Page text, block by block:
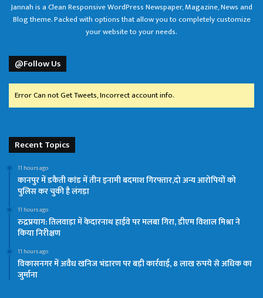
Jannah is a Clean Responsive WordPress Newspaper, Magazine, News and
Blog theme. Packed with options that allow you to completely customize
your website to your needs.
@Follow Us
Error Can not Get Tweets, Incorrect account info.
Recent Topics
11 hours ago
कानपुर में डकैती कांड में तीन इनामी बदमाश गिरफ्तार,दो अन्य आरोपियों को
पुलिस कर चुकी है लंगड़ा
11 hours ago
रुद्रप्रयाग: तिलवाड़ा में केदारनाथ हाईवे पर मलबा गिरा, डीएम विशाल मिश्रा ने
किया निरीक्षण
11 hours ago
विकासनगर में अवैध खनिज भंडारण पर बड़ी कार्रवाई, 8 लाख रुपये से अधिक का
जुर्माना